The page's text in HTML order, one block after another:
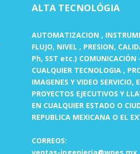
ALTA TECNOLÓGIA
AUTOMATIZACION ,
FLUJO, NIVEL , PRESION,
Ph, SST etc.) COMUNICACIÓN
CUALQUIER TECNOLOGIA ,
IMAGENES Y VIDEO SERVICIO,
PROYECTOS EJECUTIVOS Y
EN CUALQUIER ESTADO O
REPUBLICA MEXICANA O EL
CORREOS:
ventas-ingenieria@wpes.mx